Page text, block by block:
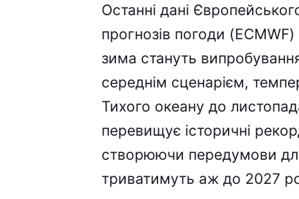
Останні дані
прогнозів погоди
зима стануть
середнім сценарієм,
Тихого океану до
перевищує історичні
створюючи передумови
триватимуть аж до 2027